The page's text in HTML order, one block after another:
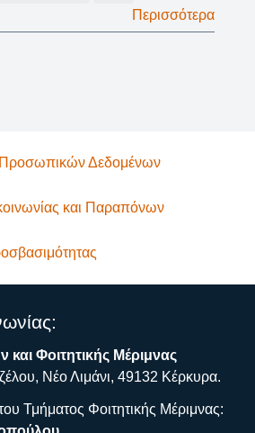
Περισσότερα
Δεδομένων
και Παραπόνων
Φοιτητικής Μέριμνας
Νέο Λιμάνι, 49132 Κέρκυρα.
Τμήματος Φοιτητικής Μέριμνας: